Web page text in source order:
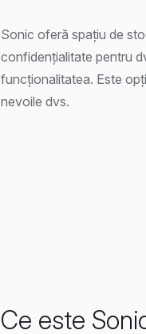
Sonic oferă spațiu de
confidențialitate pentru
funcționalitatea. Este
nevoile dvs.
Ce este